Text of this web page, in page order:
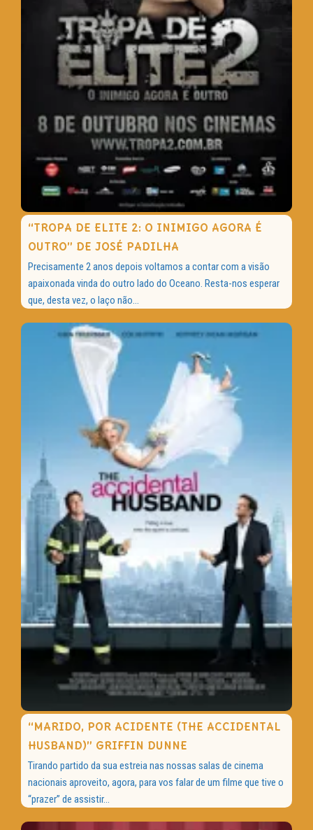
“TROPA DE ELITE 2: O INIMIGO AGORA É
OUTRO” DE JOSÉ PADILHA
Precisamente 2 anos depois voltamos a contar com a visão
apaixonada vinda do outro lado do Oceano. Resta-nos esperar
que, desta vez, o laço não...
“MARIDO, POR ACIDENTE (THE ACCIDENTAL
HUSBAND)” GRIFFIN DUNNE
Tirando partido da sua estreia nas nossas salas de cinema
nacionais aproveito, agora, para vos falar de um filme que tive o
“prazer” de assistir...